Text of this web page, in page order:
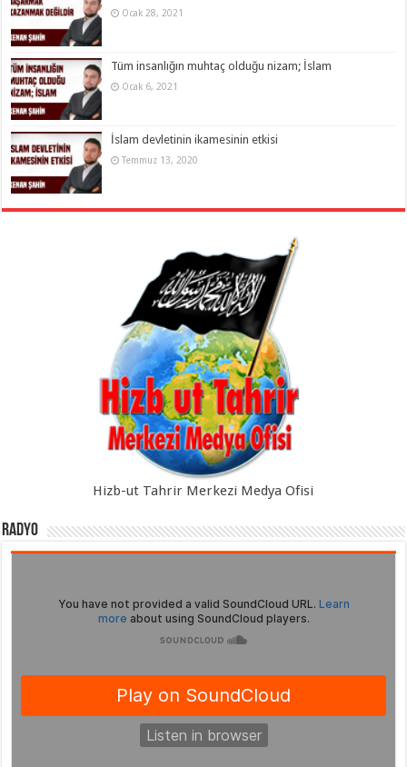
Ocak 28, 2021
Tüm insanlığın muhtaç olduğu nizam; İslam
Ocak 6, 2021
İslam devletinin ikamesinin etkisi
Temmuz 13, 2020
Hizb-ut Tahrir Merkezi Medya Ofisi
Radyo